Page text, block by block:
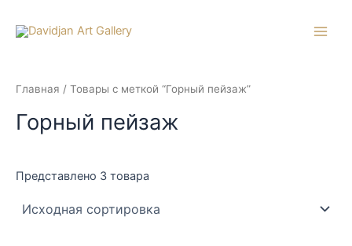
Главная / Товары с меткой “Горный пейзаж”
Горный пейзаж
Представлено 3 товара